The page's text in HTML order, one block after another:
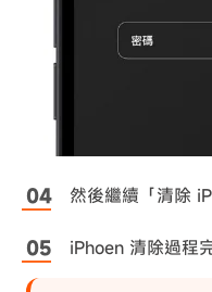
然後繼續「清除
iPhoen 清除過程